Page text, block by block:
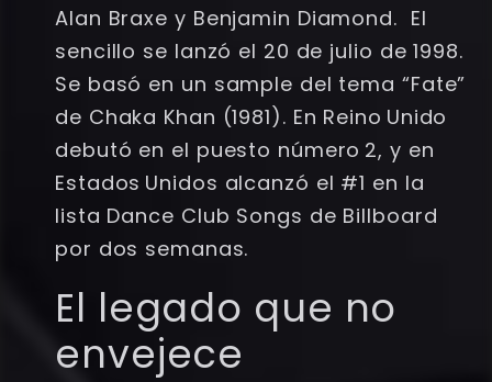
Alan Braxe y Benjamin Diamond. El
sencillo se lanzó el 20 de julio de 1998.
Se basó en un sample del tema “Fate”
de Chaka Khan (1981). En Reino Unido
debutó en el puesto número 2, y en
Estados Unidos alcanzó el #1 en la
lista Dance Club Songs de Billboard
por dos semanas.
El legado que no
envejece